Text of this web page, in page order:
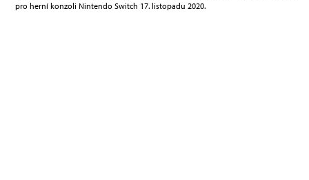
pro herní konzoli Nintendo Switch 17. listopadu 2020.